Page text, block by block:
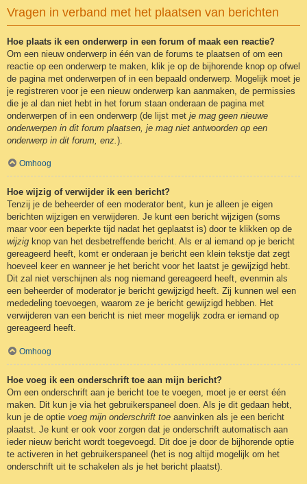
Vragen in verband met het plaatsen van berichten
Hoe plaats ik een onderwerp in een forum of maak een reactie?
Om een nieuw onderwerp in één van de forums te plaatsen of om een
reactie op een onderwerp te maken, klik je op de bijhorende knop op ofwel
de pagina met onderwerpen of in een bepaald onderwerp. Mogelijk moet je
je registreren voor je een nieuw onderwerp kan aanmaken, de permissies
die je al dan niet hebt in het forum staan onderaan de pagina met
onderwerpen of in een onderwerp (de lijst met je mag geen nieuwe
onderwerpen in dit forum plaatsen, je mag niet antwoorden op een
onderwerp in dit forum, enz. ).
Omhoog
Hoe wijzig of verwijder ik een bericht?
Tenzij je de beheerder of een moderator bent, kun je alleen je eigen
berichten wijzigen en verwijderen. Je kunt een bericht wijzigen (soms
maar voor een beperkte tijd nadat het geplaatst is) door te klikken op de
wijzig knop van het desbetreffende bericht. Als er al iemand op je bericht
gereageerd heeft, komt er onderaan je bericht een klein tekstje dat zegt
hoeveel keer en wanneer je het bericht voor het laatst je gewijzigd hebt.
Dit zal niet verschijnen als nog niemand gereageerd heeft, evenmin als
een beheerder of moderator je bericht gewijzigd heeft. Zij kunnen wel een
mededeling toevoegen, waarom ze je bericht gewijzigd hebben. Het
verwijderen van een bericht is niet meer mogelijk zodra er iemand op
gereageerd heeft.
Omhoog
Hoe voeg ik een onderschrift toe aan mijn bericht?
Om een onderschrift aan je bericht toe te voegen, moet je er eerst één
maken. Dit kun je via het gebruikerspaneel doen. Als je dit gedaan hebt,
kun je de optie voeg mijn onderschrift toe aanvinken als je een bericht
plaatst. Je kunt er ook voor zorgen dat je onderschrift automatisch aan
ieder nieuw bericht wordt toegevoegd. Dit doe je door de bijhorende optie
te activeren in het gebruikerspaneel (het is nog altijd mogelijk om het
onderschrift uit te schakelen als je het bericht plaatst).